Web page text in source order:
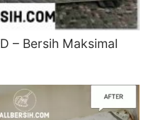
– Bersih Maksimal